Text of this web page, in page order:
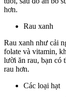
hơn.
Rau xanh
Rau xanh như cải
folate và vitamin,
lười ăn rau, bạn có
rau hơn.
Các loại hạt